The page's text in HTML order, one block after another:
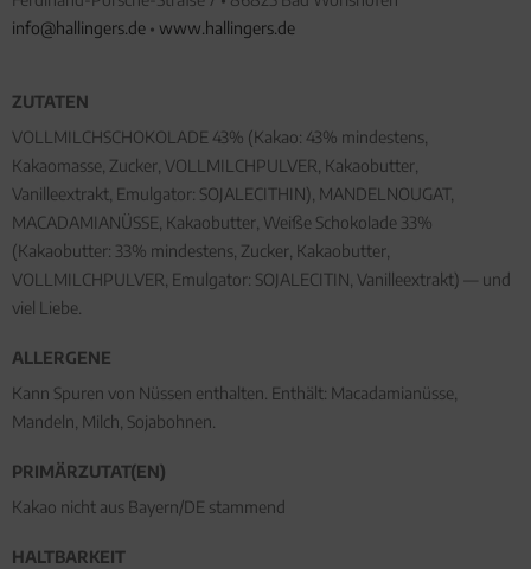
info@hallingers.de • www.hallingers.de
ZUTATEN
VOLLMILCHSCHOKOLADE 43% (Kakao: 43% mindestens,
Kakaomasse, Zucker, VOLLMILCHPULVER, Kakaobutter,
Vanilleextrakt, Emulgator: SOJALECITHIN), MANDELNOUGAT,
MACADAMIANÜSSE, Kakaobutter, Weiße Schokolade 33%
(Kakaobutter: 33% mindestens, Zucker, Kakaobutter,
VOLLMILCHPULVER, Emulgator: SOJALECITIN, Vanilleextrakt) — und
viel Liebe.
ALLERGENE
Kann Spuren von Nüssen enthalten. Enthält: Macadamianüsse,
Mandeln, Milch, Sojabohnen.
PRIMÄRZUTAT(EN)
Kakao nicht aus Bayern/DE stammend
HALTBARKEIT